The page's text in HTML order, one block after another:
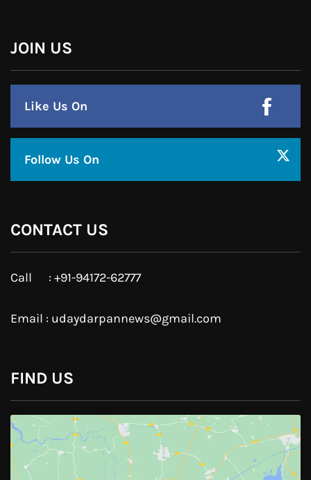
हमसे जुड़े !!
Facebook
Instagram
JOIN US